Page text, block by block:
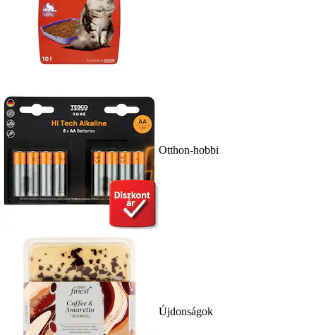
Otthon-hobbi
Újdonságok